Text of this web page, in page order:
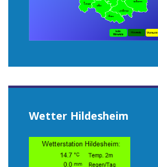
Wetter Hildesheim